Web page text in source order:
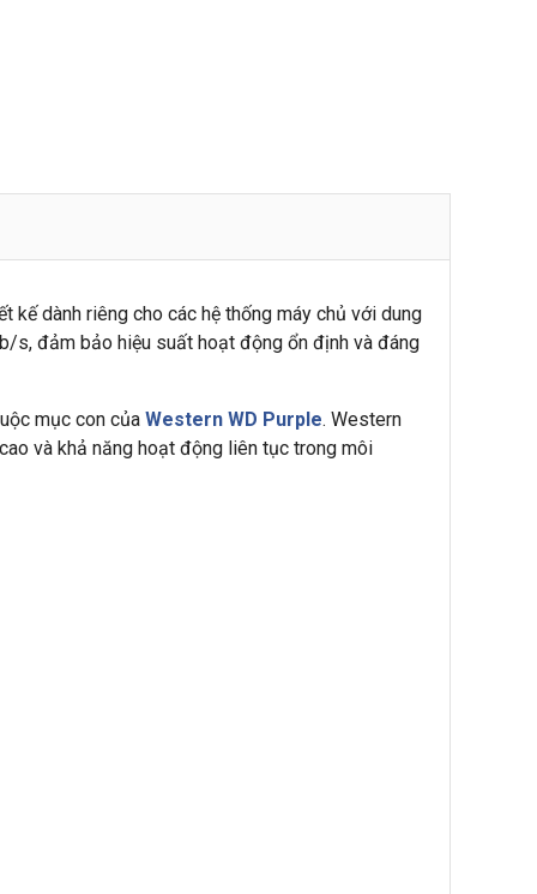
dành riêng cho các hệ thống máy chủ với dung
s, đảm bảo hiệu suất hoạt động ổn định và đáng
mục con của Western WD Purple. Western
và khả năng hoạt động liên tục trong môi